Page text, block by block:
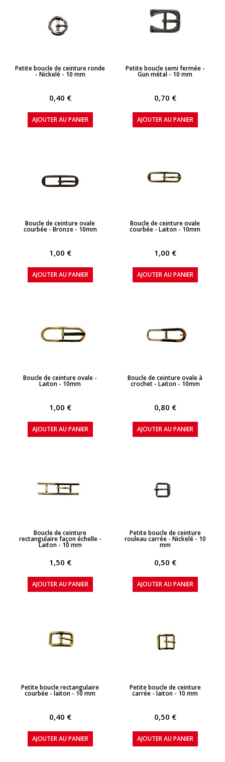
APERÇU RAPIDE
Petite boucle de ceinture ronde
- Nickelé - 10 mm
0,40 €
AJOUTER AU PANIER
APERÇU RAPIDE
Petite boucle semi fermée -
Gun métal - 10 mm
0,70 €
AJOUTER AU PANIER
APERÇU RAPIDE
Boucle de ceinture ovale
courbée - Bronze - 10mm
1,00 €
AJOUTER AU PANIER
APERÇU RAPIDE
Boucle de ceinture ovale
courbée - Laiton - 10mm
1,00 €
AJOUTER AU PANIER
APERÇU RAPIDE
Boucle de ceinture ovale -
Laiton - 10mm
1,00 €
AJOUTER AU PANIER
APERÇU RAPIDE
Boucle de ceinture ovale à
crochet - Laiton - 10mm
0,80 €
AJOUTER AU PANIER
APERÇU RAPIDE
Boucle de ceinture
rectangulaire façon échelle -
Laiton - 10 mm
1,50 €
AJOUTER AU PANIER
APERÇU RAPIDE
Petite boucle de ceinture
rouleau carrée - Nickelé - 10
mm
0,50 €
AJOUTER AU PANIER
APERÇU RAPIDE
Petite boucle rectangulaire
courbée - laiton - 10 mm
0,40 €
AJOUTER AU PANIER
APERÇU RAPIDE
Petite boucle de ceinture
carrée - laiton - 10 mm
0,50 €
AJOUTER AU PANIER